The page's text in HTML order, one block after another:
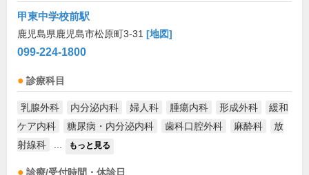
甲東中学校前駅
鹿児島県鹿児島市松原町3-31 [地図]
099-224-1800
診療科目
乳腺外科 内分泌内科 婦人科 腫瘍内科 形成外科
緩和
ケア内科
糖尿病・内分泌内科 歯科口腔外科 麻酔科
放
射線科
もっと見る
診療/受付時間・休診日